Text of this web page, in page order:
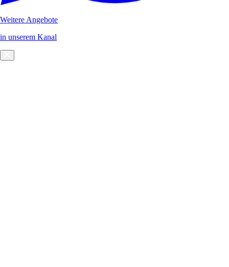
Weitere Angebote
in unserem Kanal